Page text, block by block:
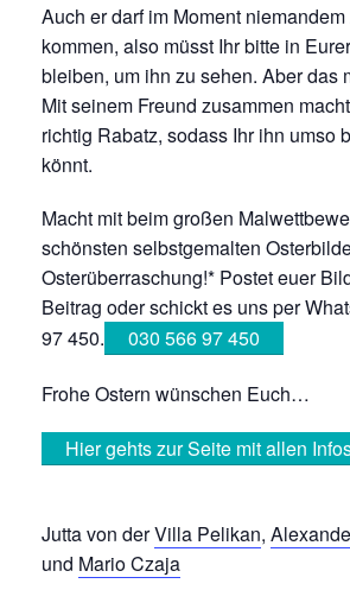
Auch er darf im Moment
kommen, also müsst Ihr bitte in
bleiben, um ihn zu sehen. Aber das
Mit seinem Freund zusammen
richtig Rabatz, sodass Ihr ihn umso
könnt.
Macht mit beim großen
schönsten selbstgemalten
Osterüberraschung!* Postet euer
Beitrag oder schickt es uns per
97 450.
030 566 97 450
Frohe Ostern wünschen Euch…
Hier gehts zur Seite mit allen
Jutta von derVilla Pelikan,
und Mario Czaja